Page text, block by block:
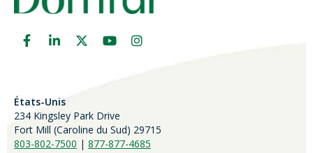
États-Unis
234 Kingsley Park Drive
Fort Mill (Caroline du Sud) 29715
803-802-7500 | 877-877-4685